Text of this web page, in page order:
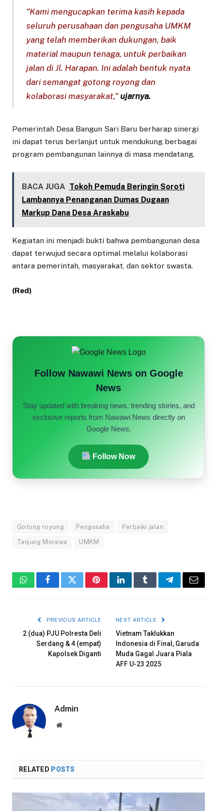
“Kami mengucapkan terima kasih kepada
seluruh perusahaan dan pengusaha UMKM
yang telah memberikan dukungan, baik
material maupun tenaga, untuk perbaikan
jalan di Jl. Harapan. Ini adalah bentuk nyata
dari semangat gotong royong dan
kolaborasi masyarakat,”ujarnya.
Pemerintah Desa Bangun Sari Baru berharap sinergi
ini dapat terus berlanjut untuk mendukung berbagai
program pembangunan lainnya di masa mendatang.
BACA JUGA Tokoh Pemuda Beringin Soroti
Lambannya Penanganan Dumas Dugaan
Markup Dana Desa Araskabu
Kegiatan ini menjadi bukti bahwa pembangunan desa
dapat terwujud secara optimal melalui kolaborasi
antara pemerintah, masyarakat, dan sektor swasta.
(Red)
Follow Nawawi News on Google
News
Stay updated with breaking news, trending stories, and
exclusive reports from Nawawi News directly on
Google News.
Follow Now
Gotong royong Pengusaha Perbaiki jalan
Tanjung Morawa UMKM
WhatsAppFacebookTwitterPinterestLinkedInTumblrTelegramEmail
PREVIOUS ARTICLE
2 (dua) PJU Polresta Deli
Serdang & 4 (empat)
Kapolsek Diganti
NEXT ARTICLE
Vietnam Taklukkan
Indonesia di Final, Garuda
Muda Gagal Juara Piala
AFF U-23 2025
Admin
Website
RELATED POSTS